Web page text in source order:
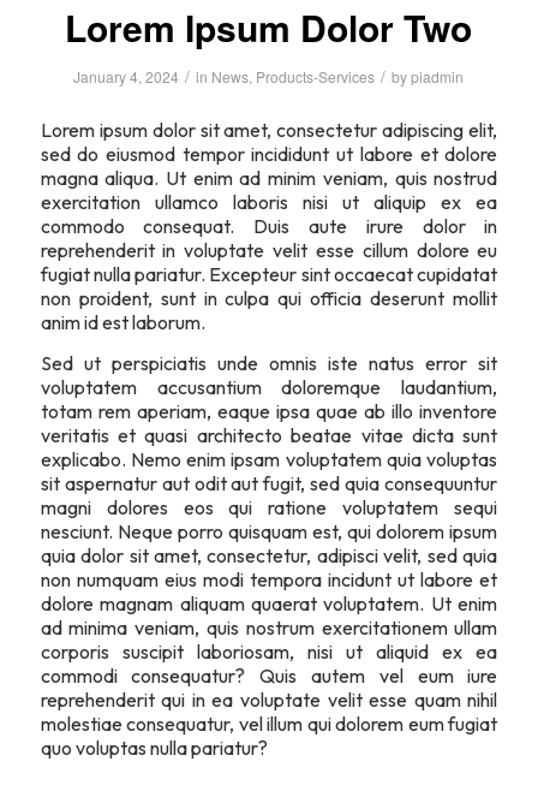
Lorem Ipsum Dolor Two
January 4, 2024 / in News, Products-Services / bypiadmin
Lorem ipsum dolor sit amet, consectetur adipiscing elit,
sed do eiusmod tempor incididunt ut labore et dolore
magna aliqua. Ut enim ad minim veniam, quis nostrud
exercitation ullamco laboris nisi ut aliquip ex ea
commodo consequat. Duis aute irure dolor in
reprehenderit in voluptate velit esse cillum dolore eu
fugiat nulla pariatur. Excepteur sint occaecat cupidatat
non proident, sunt in culpa qui officia deserunt mollit
anim id est laborum.
Sed ut perspiciatis unde omnis iste natus error sit
voluptatem accusantium doloremque laudantium,
totam rem aperiam, eaque ipsa quae ab illo inventore
veritatis et quasi architecto beatae vitae dicta sunt
explicabo. Nemo enim ipsam voluptatem quia voluptas
sit aspernatur aut odit aut fugit, sed quia consequuntur
magni dolores eos qui ratione voluptatem sequi
nesciunt. Neque porro quisquam est, qui dolorem ipsum
quia dolor sit amet, consectetur, adipisci velit, sed quia
non numquam eius modi tempora incidunt ut labore et
dolore magnam aliquam quaerat voluptatem. Ut enim
ad minima veniam, quis nostrum exercitationem ullam
corporis suscipit laboriosam, nisi ut aliquid ex ea
commodi consequatur? Quis autem vel eum iure
reprehenderit qui in ea voluptate velit esse quam nihil
molestiae consequatur, vel illum qui dolorem eum fugiat
quo voluptas nulla pariatur?